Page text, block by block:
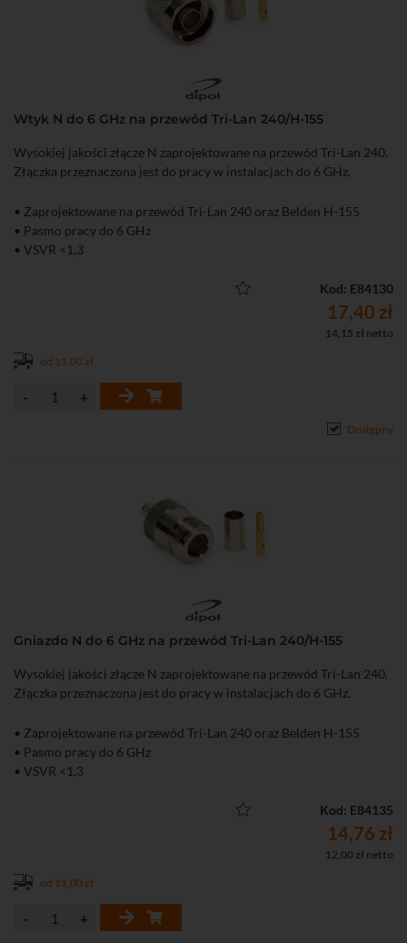
Wtyk N do 6 GHz na przewód Tri-Lan 240/H-155
Wysokiej jakości złącze N zaprojektowane na przewód Tri-Lan 240.
Złączka przeznaczona jest do pracy w instalacjach do 6 GHz.
• Zaprojektowane na przewód Tri-Lan 240 oraz Belden H-155
• Pasmo pracy do 6 GHz
• VSVR <1,3
Kod: E84130
17,40 zł
14,15 zł netto
od 11,00 zł
Dostępny
Gniazdo N do 6 GHz na przewód Tri-Lan 240/H-155
Wysokiej jakości złącze N zaprojektowane na przewód Tri-Lan 240.
Złączka przeznaczona jest do pracy w instalacjach do 6 GHz.
• Zaprojektowane na przewód Tri-Lan 240 oraz Belden H-155
• Pasmo pracy do 6 GHz
• VSVR <1,3
Kod: E84135
14,76 zł
12,00 zł netto
od 11,00 zł